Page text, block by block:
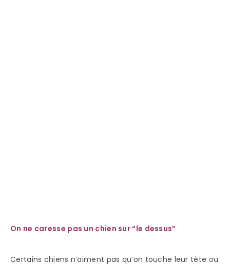
On ne caresse pas un chien sur “le dessus”
Certains chiens n’aiment pas qu’on touche leur tête ou